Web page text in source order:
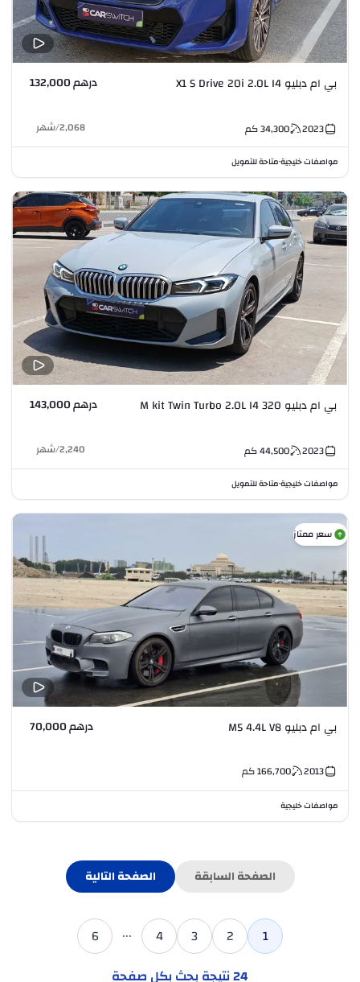
بي ام دبليو X1 S Drive 20i 2.0L I4 درهم 132,000
2023
34,300كم 2,068
/شهر
مواصفات خليجية•متاحة للتمويل
بي ام دبليو 320 M kit Twin Turbo 2.0L I4 درهم 143,000
2023
44,500كم 2,240
/شهر
مواصفات خليجية•متاحة للتمويل
سعر ممتاز
بي ام دبليو M5 4.4L V8 درهم 70,000
2013
166,700كم
مواصفات خليجية
الصفحة السابقة الصفحة التالية
1
2
3
4
...
6
24نتيجة بحث بكل صفحة